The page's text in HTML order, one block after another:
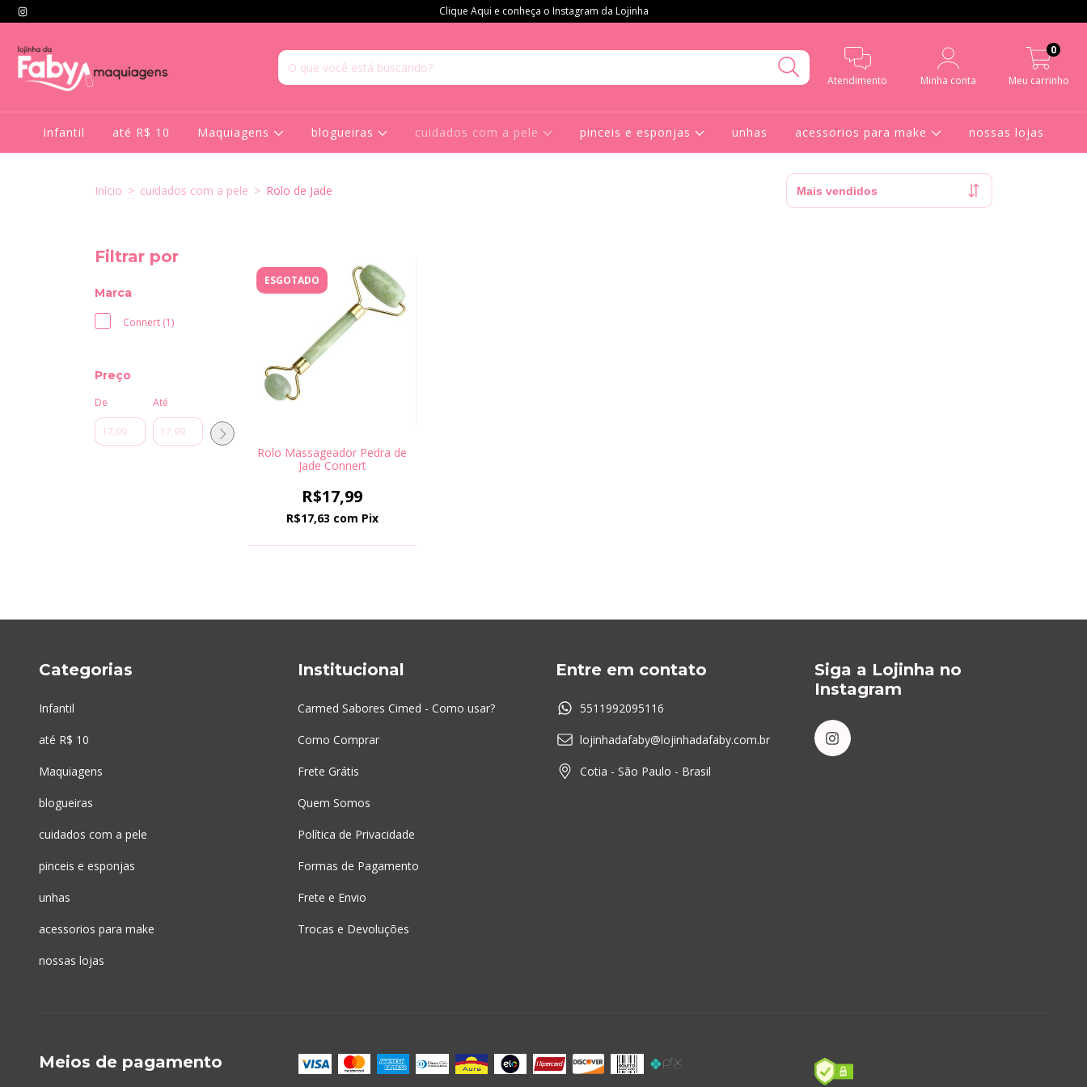
Clique Aqui e conheça o Instagram da Lojinha
Atendimento Minha conta Meu carrinho
0
Infantil até R$ 10 Maquiagens blogueiras cuidados com a pele pinceis e esponjas unhas acessorios para make nossas lojas
Início > cuidados com a pele > Rolo de Jade
Filtrar por
Marca
Connert (1)
Preço
De Até
ESGOTADO
Rolo Massageador Pedra de
Jade Connert
R$17,99
R$17,63 com Pix
Categorias
Infantil
até R$ 10
Maquiagens
blogueiras
cuidados com a pele
pinceis e esponjas
unhas
acessorios para make
nossas lojas
Institucional
Carmed Sabores Cimed - Como usar?
Como Comprar
Frete Grátis
Quem Somos
Política de Privacidade
Formas de Pagamento
Frete e Envio
Trocas e Devoluções
Entre em contato
5511992095116
lojinhadafaby@lojinhadafaby.com.br
Cotia - São Paulo - Brasil
Siga a Lojinha no
Instagram
Meios de pagamento